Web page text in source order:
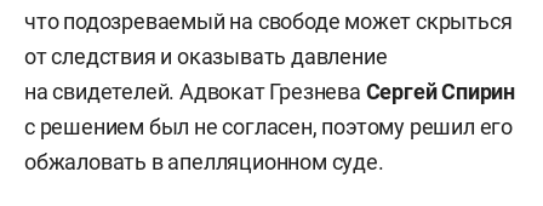
что подозреваемый на свободе может скрыться
от следствия и оказывать давление
на свидетелей. Адвокат Грезнева Сергей Спирин
с решением был не согласен, поэтому решил его
обжаловать в апелляционном суде.